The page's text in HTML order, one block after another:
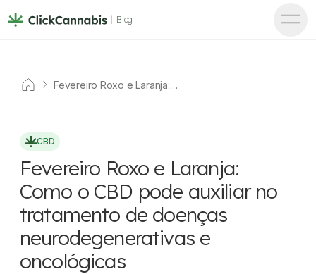
Blog
Fevereiro Roxo e Laranja:
oncológicas
CBD
Fevereiro Roxo e Laranja:
Como o CBD pode auxiliar no
tratamento de doenças
neurodegenerativas e
oncológicas